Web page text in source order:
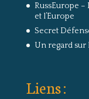
RussEurope –
et l’Europe
Secret
Un regard sur
Liens :